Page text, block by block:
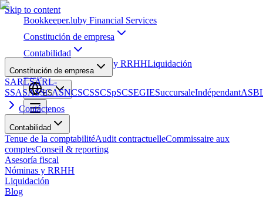
Skip to content
Bookkeeper.luby Financial Services
Constitución de empresa
Contabilidad
Nóminas y RRHHLiquidación
Blog
ES
Constitución de empresa
SARLSARL-
SSASASSCASNCSCSSCSpSCSEGIESuccursaleIndépendant
Contáctenos
Contabilidad
Tenue de la comptabilitéAudit contractuelleCommissaire aux
comptesConseil & reporting
Asesoría fiscal
Nóminas y RRHH
Liquidación
Blog